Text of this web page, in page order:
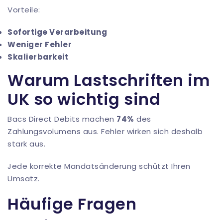
Vorteile:
Sofortige Verarbeitung
Weniger Fehler
Skalierbarkeit
Warum Lastschriften im
UK so wichtig sind
Bacs Direct Debits machen 74% des
Zahlungsvolumens aus. Fehler wirken sich deshalb
stark aus.
Jede korrekte Mandatsänderung schützt Ihren
Umsatz.
Häufige Fragen